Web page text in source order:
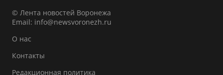
© Лента новостей Воронежа
Email: info@newsvoronezh.ru
О нас
Контакты
Редакционная политика